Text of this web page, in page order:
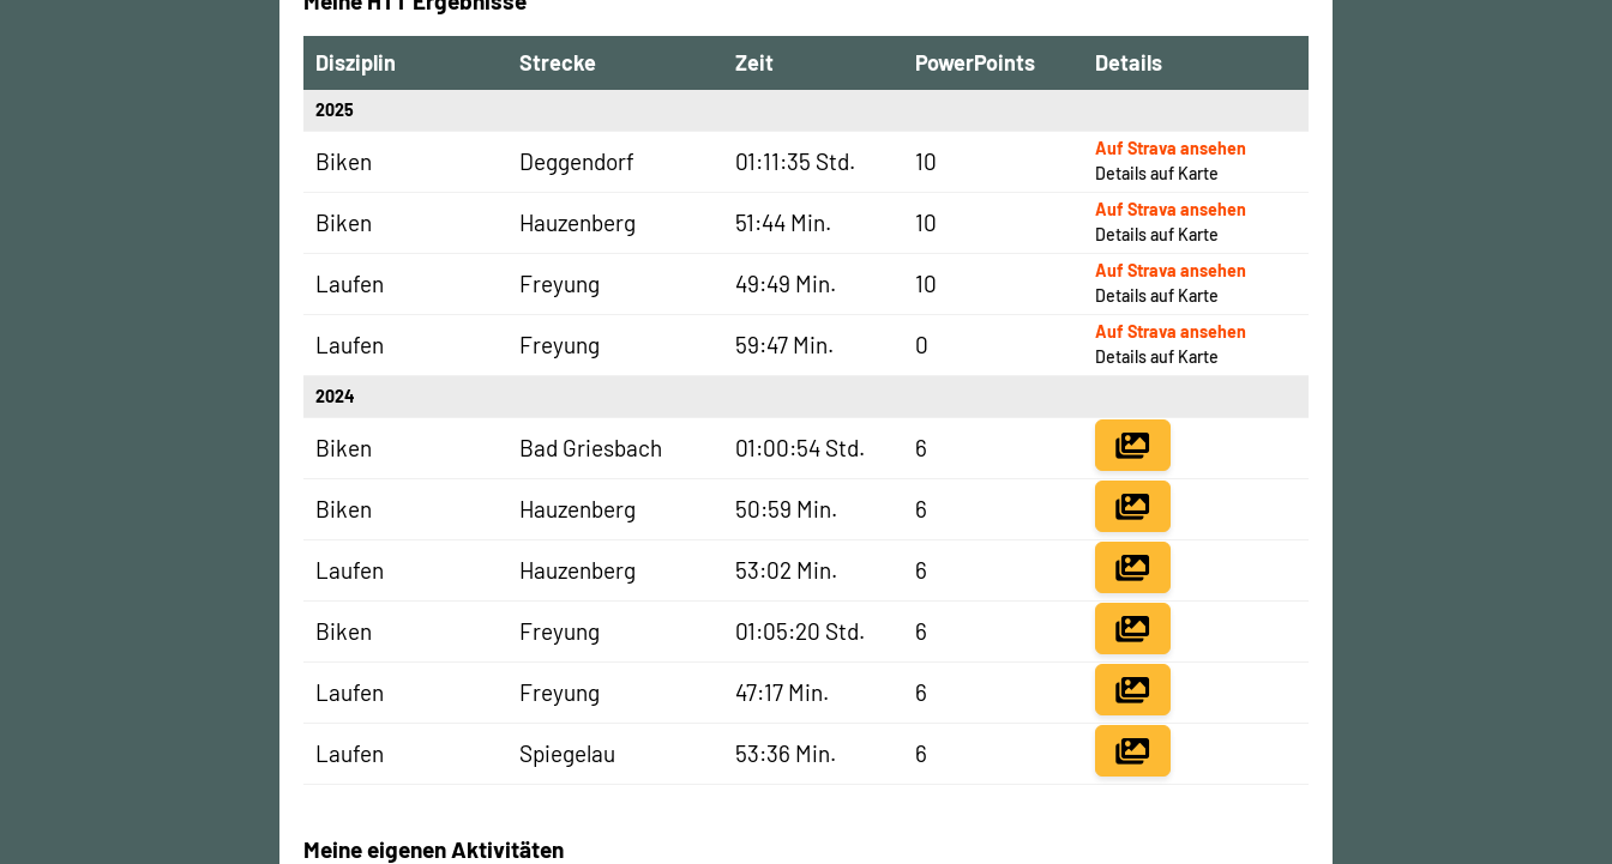
Disziplin Strecke Zeit PowerPoints Details
2025
Biken Deggendorf 01:11:35 Std. 10
Auf Strava ansehen
Details auf Karte
Biken Hauzenberg 51:44 Min. 10
Auf Strava ansehen
Details auf Karte
Laufen Freyung 49:49 Min. 10
Auf Strava ansehen
Details auf Karte
Laufen Freyung 59:47 Min. 0
Auf Strava ansehen
Details auf Karte
2024
Biken Bad Griesbach 01:00:54 Std. 6
Biken Hauzenberg 50:59 Min. 6
Laufen Hauzenberg 53:02 Min. 6
Biken Freyung 01:05:20 Std. 6
Laufen Freyung 47:17 Min. 6
Laufen Spiegelau 53:36 Min. 6
Meine eigenen Aktivitäten